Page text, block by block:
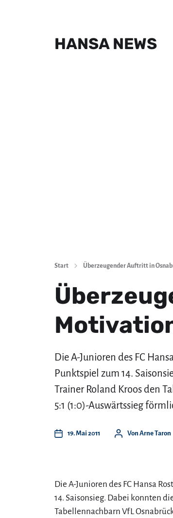
HANSA NEWS
Start Überzeugender Auftritt in
Die A-Junioren des FC
Punktspiel zum 14.
Trainer Roland Kroos den
5:1 (1:0)-Auswärtssieg
19. Mai 2011 Von Arne Taron
Die A-Junioren des FC Hansa
14. Saisonsieg. Dabei konnten
Tabellennachbarn VfL